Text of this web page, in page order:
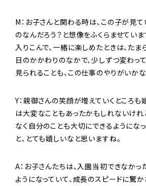
M：お子さんと関わる時は、この子が見
のなんだろう？と想像をふくらませてい
入りこんで、一緒に楽しめたときは、たま
日のかかわりのなかで、少しずつ変わっ
見られることも、この仕事のやりがいかな
Y：親御さんの笑顔が増えていくところも
は大変なこともあったかもしれないけれ
なく自分のことも大切にできるようにな
と、とても嬉しいなと思いますね。
A：お子さんたちは、入園当初できなかっ
ようになっていて、成長のスピードに驚